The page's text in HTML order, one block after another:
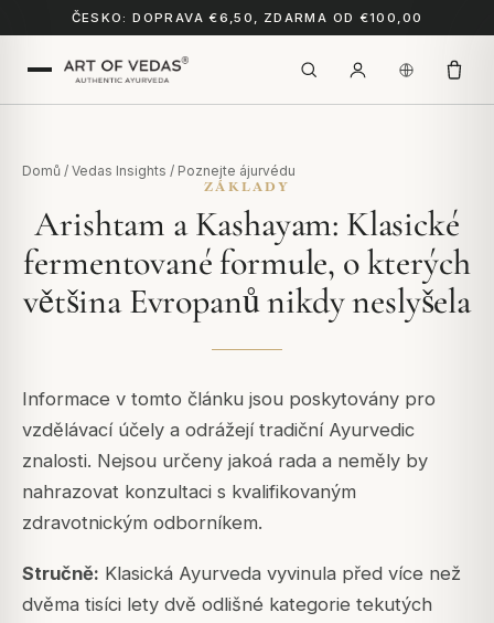
ČESKO: DOPRAVA €6,50, ZDARMA OD €100,00
Domů / Vedas Insights / Poznejte ájurvédu
ZÁKLADY
Arishtam a Kashayam: Klasické
fermentované formule, o kterých
většina Evropanů nikdy neslyšela
Informace v tomto článku jsou poskytovány pro
vzdělávací účely a odrážejí tradiční Ayurvedic
znalosti. Nejsou určeny jakoá rada a neměly by
nahrazovat konzultaci s kvalifikovaným
zdravotnickým odborníkem.
Stručně: Klasická Ayurveda vyvinula před více než
dvěma tisíci lety dvě odlišné kategorie tekutých